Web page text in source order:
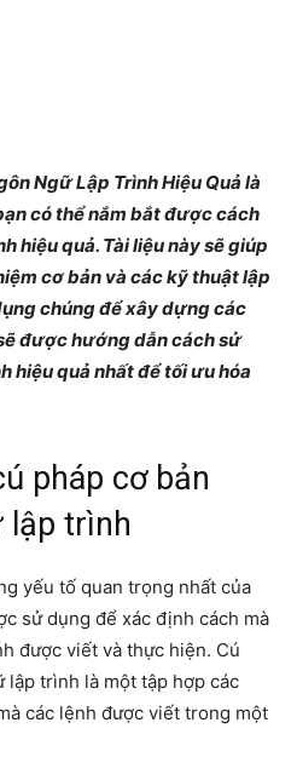
Ngữ Lập Trình Hiệu Quả là
có thể nắm bắt được cách
hiệu quả. Tài liệu này sẽ giúp
cơ bản và các kỹ thuật lập
chúng để xây dựng các
được hướng dẫn cách sử
hiệu quả nhất để tối ưu hóa
pháp cơ bản
lập trình
yếu tố quan trọng nhất của
sử dụng để xác định cách mà
được viết và thực hiện. Cú
lập trình là một tập hợp các
các lệnh được viết trong một